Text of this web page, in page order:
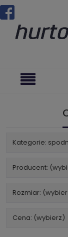
Kategorie:
Producent:
Rozmiar:
Cena: (wybierz)